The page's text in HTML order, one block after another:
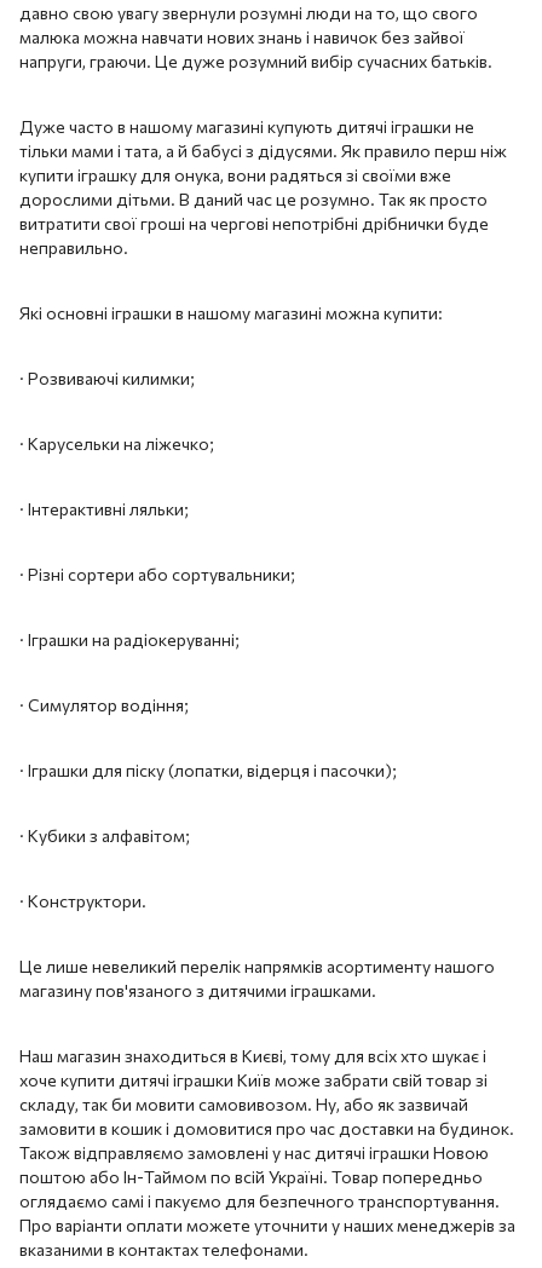
давно свою увагу звернули розумні люди на то, що свого
малюка можна навчати нових знань і навичок без зайвої
напруги, граючи. Це дуже розумний вибір сучасних батьків.
Дуже часто в нашому магазині купують дитячі іграшки не
тільки мами і тата, а й бабусі з дідусями. Як правило перш ніж
купити іграшку для онука, вони радяться зі своїми вже
дорослими дітьми. В даний час це розумно. Так як просто
витратити свої гроші на чергові непотрібні дрібнички буде
неправильно.
Які основні іграшки в нашому магазині можна купити:
· Розвиваючі килимки;
· Карусельки на ліжечко;
· Інтерактивні ляльки;
· Різні сортери або сортувальники;
· Іграшки на радіокеруванні;
· Симулятор водіння;
· Іграшки для піску (лопатки, відерця і пасочки);
· Кубики з алфавітом;
· Конструктори.
Це лише невеликий перелік напрямків асортименту нашого
магазину пов'язаного з дитячими іграшками.
Наш магазин знаходиться в Києві, тому для всіх хто шукає і
хоче купити дитячі іграшки Київ може забрати свій товар зі
складу, так би мовити самовивозом. Ну, або як зазвичай
замовити в кошик і домовитися про час доставки на будинок.
Також відправляємо замовлені у нас дитячі іграшки Новою
поштою або Ін-Таймом по всій Україні. Товар попередньо
оглядаємо самі і пакуємо для безпечного транспортування.
Про варіанти оплати можете уточнити у наших менеджерів за
вказаними в контактах телефонами.